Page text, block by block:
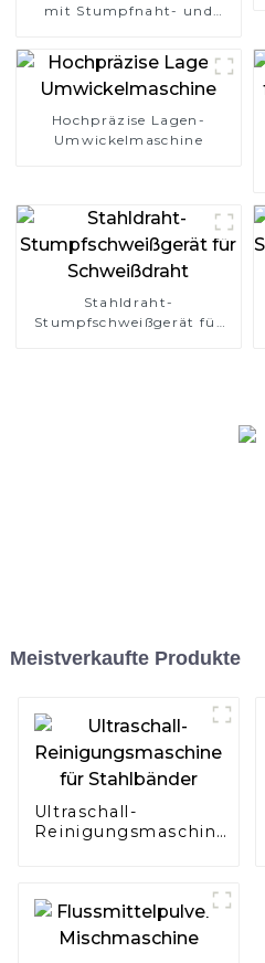
mit Stumpfnaht- und
Hochpräzise Lagen-
Umwickelmaschine
Stahldraht-
Stumpfschweißgerät für
Meistverkaufte Produkte
Ultraschall-
Reinigungsmaschine